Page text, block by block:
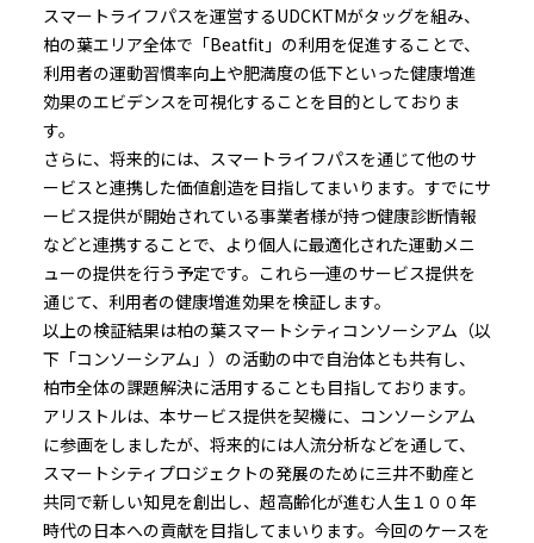
スマートライフパスを運営するUDCKTMがタッグを組み、
柏の葉エリア全体で「Beatfit」の利用を促進することで、
利用者の運動習慣率向上や肥満度の低下といった健康増進
効果のエビデンスを可視化することを目的としておりま
す。
さらに、将来的には、スマートライフパスを通じて他のサ
ービスと連携した価値創造を目指してまいります。すでにサ
ービス提供が開始されている事業者様が持つ健康診断情報
などと連携することで、より個人に最適化された運動メニ
ューの提供を行う予定です。これら一連のサービス提供を
通じて、利用者の健康増進効果を検証します。
以上の検証結果は柏の葉スマートシティコンソーシアム（以
下「コンソーシアム」）の活動の中で自治体とも共有し、
柏市全体の課題解決に活用することも目指しております。
アリストルは、本サービス提供を契機に、コンソーシアム
に参画をしましたが、将来的には人流分析などを通して、
スマートシティプロジェクトの発展のために三井不動産と
共同で新しい知見を創出し、超高齢化が進む人生１００年
時代の日本への貢献を目指してまいります。今回のケースを